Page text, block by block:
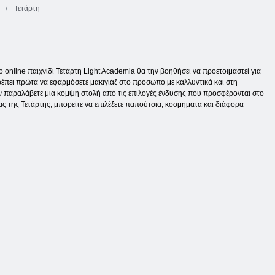
Τετάρτη
παιχνίδι Τετάρτη Light Academia θα την βοηθήσει να προετοιμαστεί για
πρώτα να εφαρμόσετε μακιγιάζ στο πρόσωπο με καλλυντικά και στη
μια κομψή στολή από τις επιλογές ένδυσης που προσφέρονται στο
Τετάρτης, μπορείτε να επιλέξετε παπούτσια, κοσμήματα και διάφορα